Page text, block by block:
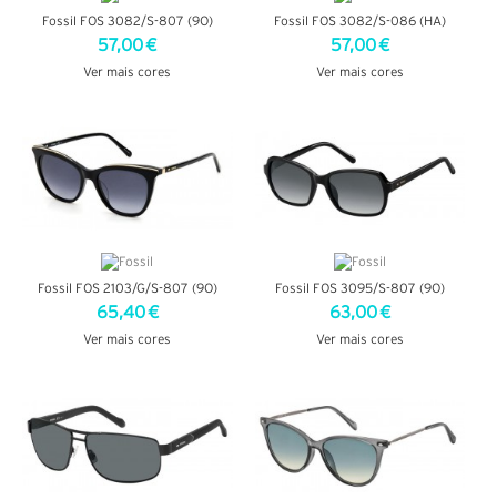
Fossil FOS 3082/S-807 (9O)
57,00 €
Ver mais cores
Fossil FOS 3082/S-086 (HA)
57,00 €
Ver mais cores
Fossil FOS 2103/G/S-807 (9O)
65,40 €
Ver mais cores
Fossil FOS 3095/S-807 (9O)
63,00 €
Ver mais cores